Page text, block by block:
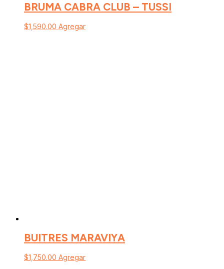
BRUMA CABRA CLUB – TUSSI
$1,590.00 Agregar
BUITRES MARAVIYA
$1,750.00 Agregar